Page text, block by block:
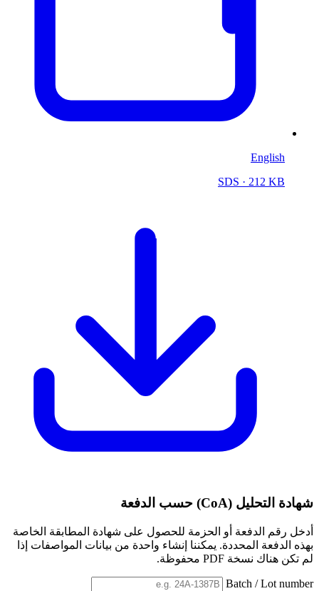
English
SDS · 212 KB
شهادة التحليل (CoA) حسب الدفعة
أدخل رقم الدفعة أو الحزمة للحصول على شهادة المطابقة الخاصة
بهذه الدفعة المحددة. يمكننا إنشاء واحدة من بيانات المواصفات إذا
لم تكن هناك نسخة PDF محفوظة.
Batch / Lot number